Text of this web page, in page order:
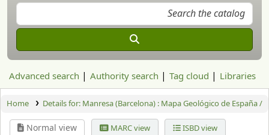
Advanced search Authority search Tag cloud Libraries
Home Details for: Manresa (Barcelona) : Mapa Geológico de España /
Normal view MARC view ISBD view